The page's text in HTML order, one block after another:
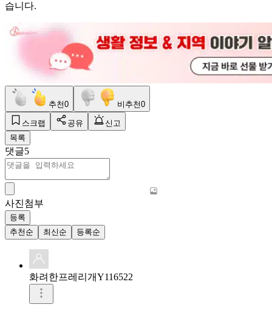
습니다.
추천0 비추천0
스크랩 공유
신고
목록
댓글5
사진첨부
등록
추천순
최신순 등록순
화려한프레리개Y116522